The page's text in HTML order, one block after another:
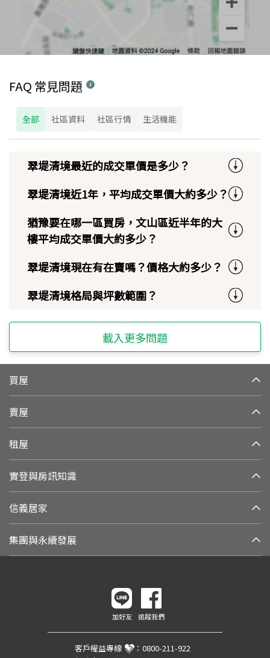
FAQ 常見問題
全部 社區資料 社區行情 生活機能
翠堤清境最近的成交單價是多少？
翠堤清境近1年，平均成交單價大約多少？
猶豫要在哪一區買房，文山區近半年的大
樓平均成交單價大約多少？
翠堤清境現在有在賣嗎？價格大約多少？
翠堤清境格局與坪數範圍？
載入更多問題
買屋
賣屋
租屋
實登與房訊知識
信義居家
集團與永續發展
加好友 追蹤我們
客戶權益專線 ： 0800-211-922